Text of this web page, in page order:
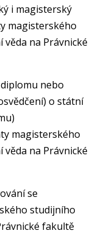
i magisterský
magisterského
na Právnické
nebo
o státní
magisterského
na Právnické
se
studijního
fakultě